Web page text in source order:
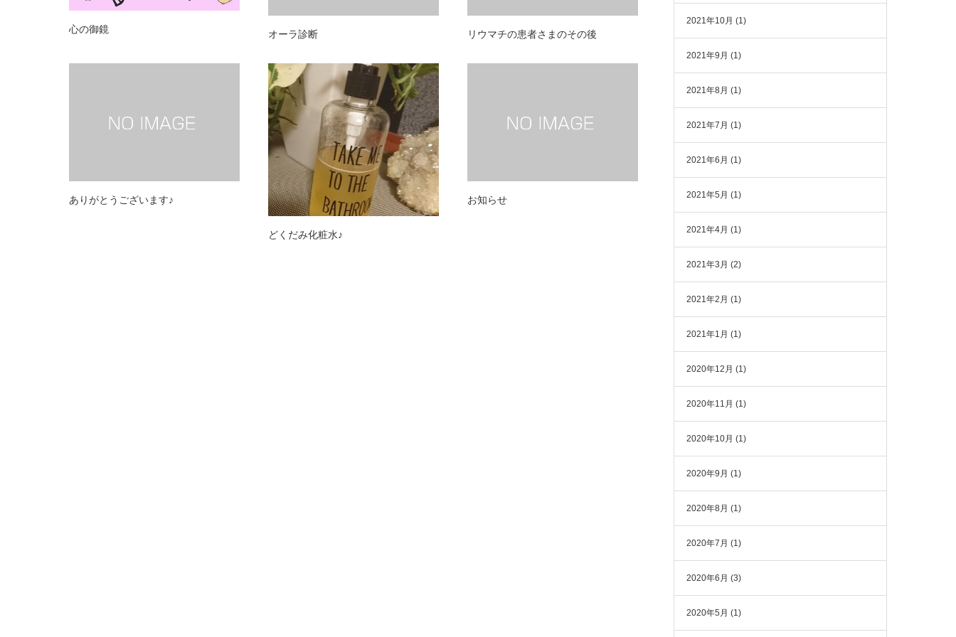
心の御鏡 オーラ診断 リウマチの患者さまのその後
ありがとうございます♪
どくだみ化粧水♪
お知らせ
2021年10月 (1)
2021年9月 (1)
2021年8月 (1)
2021年7月 (1)
2021年6月 (1)
2021年5月 (1)
2021年4月 (1)
2021年3月 (2)
2021年2月 (1)
2021年1月 (1)
2020年12月 (1)
2020年11月 (1)
2020年10月 (1)
2020年9月 (1)
2020年8月 (1)
2020年7月 (1)
2020年6月 (3)
2020年5月 (1)